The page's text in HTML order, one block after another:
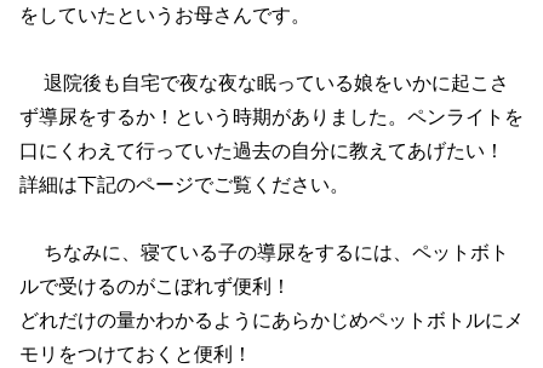
をしていたというお母さんです。
退院後も自宅で夜な夜な眠っている娘をいかに起こさ
ず導尿をするか！という時期がありました。ペンライトを
口にくわえて行っていた過去の自分に教えてあげたい！
詳細は下記のページでご覧ください。
ちなみに、寝ている子の導尿をするには、ペットボト
ルで受けるのがこぼれず便利！
どれだけの量かわかるようにあらかじめペットボトルにメ
モリをつけておくと便利！